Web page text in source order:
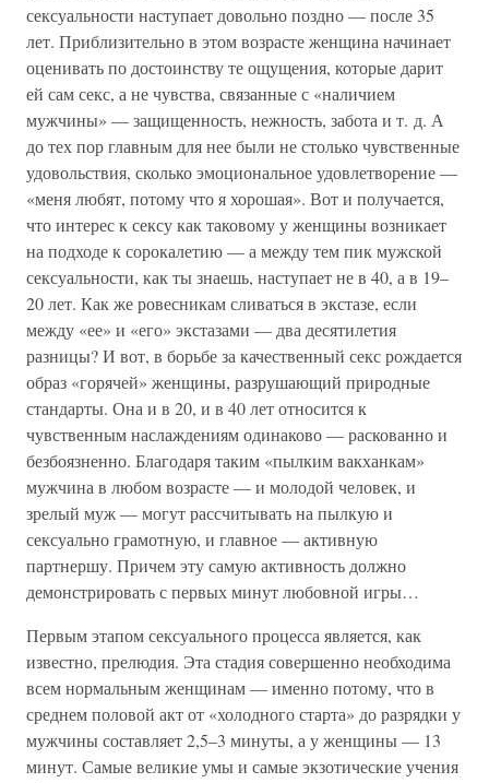
сексуальности наступает довольно поздно — после 35
лет. Приблизительно в этом возрасте женщина начинает
оценивать по достоинству те ощущения, которые дарит
ей сам секс, а не чувства, связанные с «наличием
мужчины» — защищенность, нежность, забота и т. д. А
до тех пор главным для нее были не столько чувственные
удовольствия, сколько эмоциональное удовлетворение —
«меня любят, потому что я хорошая». Вот и получается,
что интерес к сексу как таковому у женщины возникает
на подходе к сорокалетию — а между тем пик мужской
сексуальности, как ты знаешь, наступает не в 40, а в 19–
20 лет. Как же ровесникам сливаться в экстазе, если
между «ее» и «его» экстазами — два десятилетия
разницы? И вот, в борьбе за качественный секс рождается
образ «горячей» женщины, разрушающий природные
стандарты. Она и в 20, и в 40 лет относится к
чувственным наслаждениям одинаково — раскованно и
безбоязненно. Благодаря таким «пылким вакханкам»
мужчина в любом возрасте — и молодой человек, и
зрелый муж — могут рассчитывать на пылкую и
сексуально грамотную, и главное — активную
партнершу. Причем эту самую активность должно
демонстрировать с первых минут любовной игры…
Первым этапом сексуального процесса является, как
известно, прелюдия. Эта стадия совершенно необходима
всем нормальным женщинам — именно потому, что в
среднем половой акт от «холодного старта» до разрядки у
мужчины составляет 2,5–3 минуты, а у женщины — 13
минут. Самые великие умы и самые экзотические учения